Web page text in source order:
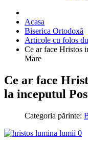
Acasa
Biserica Ortodoxă
Articole cu folos
Ce ar face Hristos
Mare
Ce ar face
la inceputul
Categoria părinte: